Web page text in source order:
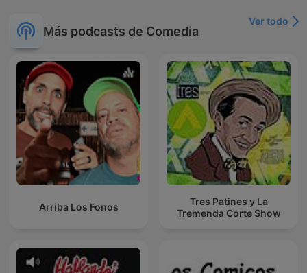
Más podcasts de Comedia
Ver todo
Arriba Los Fonos
Tres Patines y La
Tremenda Corte Show